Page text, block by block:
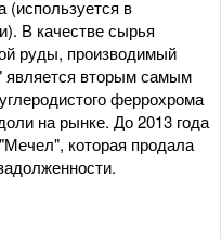
(используется в
В качестве сырья
руды, производимый
является вторым самым
феррохрома
на рынке. До 2013 года
которая продала